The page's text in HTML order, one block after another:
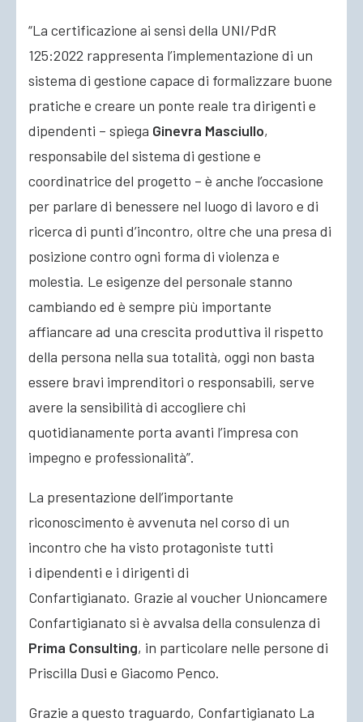
“La certificazione ai sensi della UNI/PdR
125:2022 rappresenta l’implementazione di un
sistema di gestione capace di formalizzare buone
pratiche e creare un ponte reale tra dirigenti e
dipendenti – spiega Ginevra Masciullo,
responsabile del sistema di gestione e
coordinatrice del progetto – è anche l’occasione
per parlare di benessere nel luogo di lavoro e di
ricerca di punti d’incontro, oltre che una presa di
posizione contro ogni forma di violenza e
molestia. Le esigenze del personale stanno
cambiando ed è sempre più importante
affiancare ad una crescita produttiva il rispetto
della persona nella sua totalità, oggi non basta
essere bravi imprenditori o responsabili, serve
avere la sensibilità di accogliere chi
quotidianamente porta avanti l’impresa con
impegno e professionalità”.
La presentazione dell’importante
riconoscimento è avvenuta nel corso di un
incontro che ha visto protagoniste tutti
i dipendenti e i dirigenti di
Confartigianato. Grazie al voucher Unioncamere
Confartigianato si è avvalsa della consulenza di
Prima Consulting, in particolare nelle persone di
Priscilla Dusi e Giacomo Penco.
Grazie a questo traguardo, Confartigianato La